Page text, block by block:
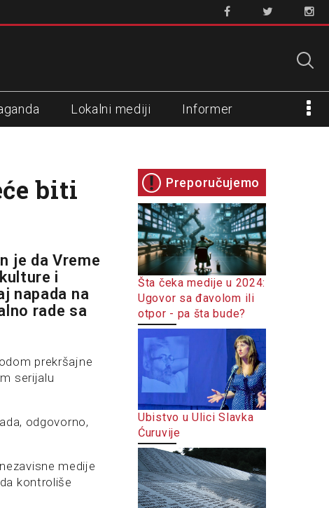
Lokalni mediji Informer
biti
je da Vreme
i
napada na
rade sa
prekršajne
serijalu
odgovorno,
medije
kontroliše
Preporučujemo
Šta čeka medije u 2024:
Ugovor sa đavolom ili
otpor - pa šta bude?
Ubistvo u Ulici Slavka
Ćuruvije